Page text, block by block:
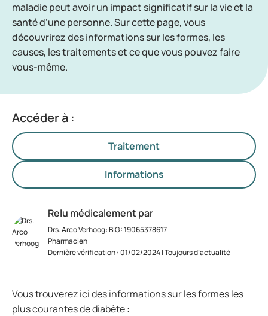
maladie peut avoir un impact significatif sur la vie et la
santé d’une personne. Sur cette page, vous
découvrirez des informations sur les formes, les
causes, les traitements et ce que vous pouvez faire
vous-même.
Accéder à :
Traitement
Informations
Relu médicalement par
Drs. Arco Verhoog:BIG: 19065378617
Pharmacien
Dernière vérification : 01/02/2024 | Toujours d’actualité
Vous trouverez ici des informations sur les formes les
plus courantes de diabète :